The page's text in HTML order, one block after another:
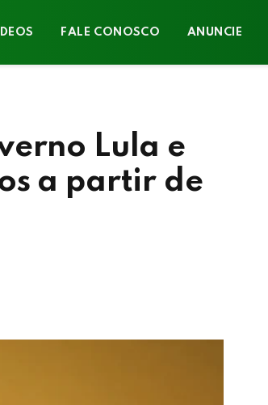
FALE CONOSCO ANUNCIE
Lula e
a partir de